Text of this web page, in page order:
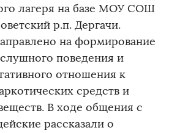
лагеря на базе МОУ СОШ
р.п. Дергачи.
на формирование
поведения и
отношения к
средств и
В ходе общения с
рассказали о